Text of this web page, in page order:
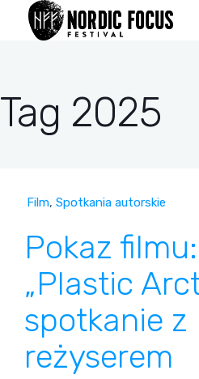
Przejdź
treści
Tag 2025
Film, Spotkania autorskie
Pokaz filmu:
„Plastic
spotkanie z
reżyserem